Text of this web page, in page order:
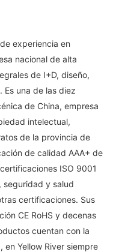
experiencia en
nacional de alta
de I+D, diseño,
una de las diez
de China, empresa
intelectual,
de la provincia de
de calidad AAA+ de
ISO 9001
seguridad y salud
certificaciones. Sus
CE RoHS y decenas
cuentan con la
Yellow River siempre